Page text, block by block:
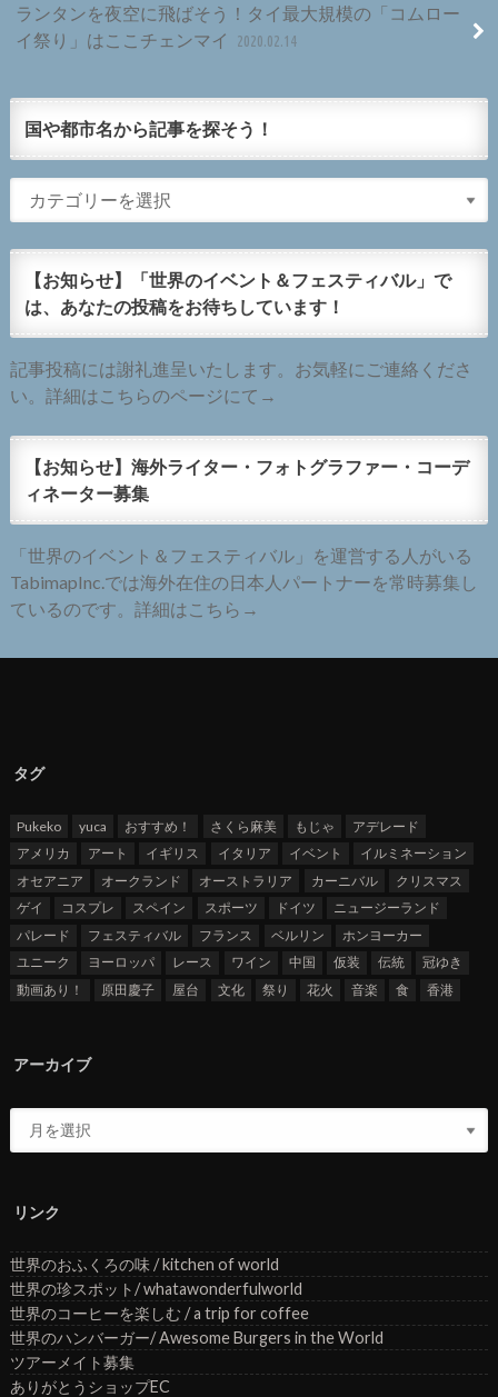
ランタンを夜空に飛ばそう！タイ最大規模の「コムロー
イ祭り」はここチェンマイ
2020.02.14
国や都市名から記事を探そう！
【お知らせ】「世界のイベント＆フェスティバル」で
は、あなたの投稿をお待ちしています！
記事投稿には謝礼進呈いたします。お気軽にご連絡くださ
い。詳細はこちらのページにて→
【お知らせ】海外ライター・フォトグラファー・コーデ
ィネーター募集
「世界のイベント＆フェスティバル」を運営する人がいる
TabimapInc.では海外在住の日本人パートナーを常時募集し
ているのです。詳細はこちら→
タグ
Pukeko yuca おすすめ！ さくら麻美 もじゃ
アデレード
アメリカ
アート イギリス イタリア イベント
イルミネーション
オセアニア
オークランド オーストラリア カーニバル
クリスマス
ゲイ
コスプレ スペイン スポーツ ドイツ
ニュージーランド
パレード
フェスティバル フランス ベルリン
ホンヨーカー
ユニーク
ヨーロッパ レース ワイン 中国 仮装 伝統
冠ゆき
動画あり！
原田慶子 屋台 文化 祭り 花火 音楽 食 香港
アーカイブ
リンク
世界のおふくろの味 / kitchen of world
世界の珍スポット/ whatawonderfulworld
世界のコーヒーを楽しむ / a trip for coffee
世界のハンバーガー/ Awesome Burgers in the World
ツアーメイト募集
ありがとうショップEC